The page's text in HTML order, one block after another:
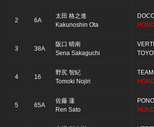
2 6A
太田 格之進
Kakunoshin Ota
3 38A
阪口 晴南
Sena Sakaguchi
4 16
野尻 智紀
Tomoki Nojiri
5 65A
佐藤 蓮
Ren Sato